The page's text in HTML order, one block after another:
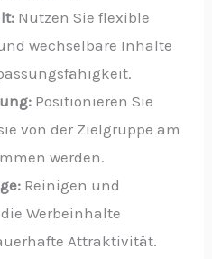
Nutzen Sie flexible
wechselbare Inhalte
Positionieren Sie
von der Zielgruppe am
werden.
Reinigen und
Werbeinhalte
Attraktivität.